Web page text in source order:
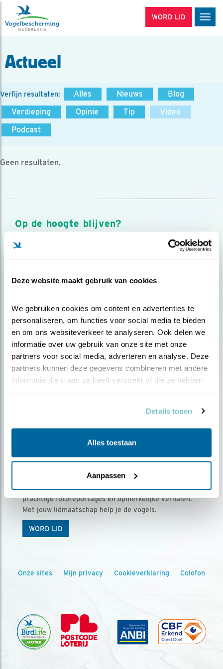
Deze website maakt gebruik van cookies
We gebruiken cookies om content en advertenties te
personaliseren, om functies voor social media te bieden
en om ons websiteverkeer te analyseren. Ook delen we
informatie over uw gebruik van onze site met onze
partners voor social media, adverteren en analyse. Deze
partners kunnen deze gegevens combineren met andere
informatie die u aan ze heeft verstrekt of die ze hebben
Details tonen
Alles toestaan
Aanpassen
WORD LID
Actueel
Verfijn resultaten: Alles Nieuws
Blog
Verdieping
Opinie Tip
Video
Podcast
Geen resultaten.
Op de hoogte blijven?
Meld je aan en ontvang nieuws, inspiratie, acties en tips
over vogels en activiteiten van Vogelbescherming.
Ontvang 5 x Vogels voor € 36,00 per jaar
Vogels is het tijdschrift voor onze leden, met
prachtige fotoreportages en opmerkelijke verhalen.
Met jouw lidmaatschap help je de vogels.
WORD LID
Onze sites Mijn privacy Cookieverklaring Colofon